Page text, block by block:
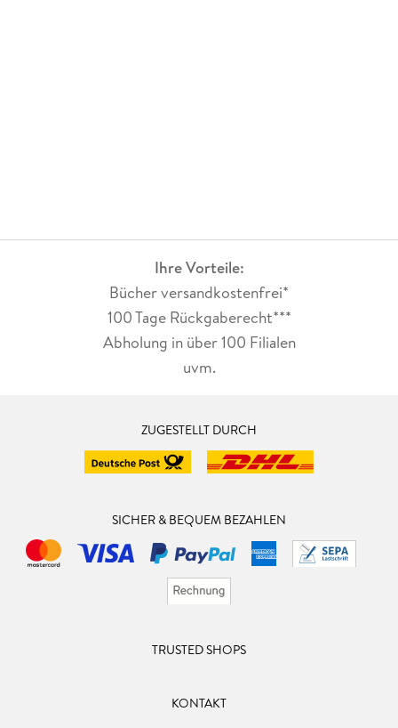
Ihre Vorteile:
Bücher versandkostenfrei*
100 Tage Rückgaberecht***
Abholung in über 100 Filialen
uvm.
ZUGESTELLT DURCH
SICHER & BEQUEM BEZAHLEN
TRUSTED SHOPS
KONTAKT